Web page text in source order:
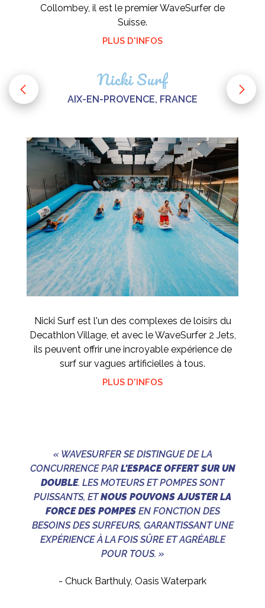
Collombey, il est le premier WaveSurfer de
Suisse.
PLUS D'INFOS
Nicki Surf
AIX-EN-PROVENCE, FRANCE
Nicki Surf est l'un des complexes de loisirs du
Decathlon Village, et avec le WaveSurfer 2 Jets,
ils peuvent offrir une incroyable expérience de
surf sur vagues artificielles à tous.
PLUS D'INFOS
« WAVESURFER SE DISTINGUE DE LA
CONCURRENCE PARL'ESPACE OFFERT SUR UN
DOUBLE. LES MOTEURS ET POMPES SONT
PUISSANTS, ETNOUS POUVONS AJUSTER LA
FORCE DES POMPES EN FONCTION DES
BESOINS DES SURFEURS, GARANTISSANT UNE
EXPÉRIENCE À LA FOIS SÛRE ET AGRÉABLE
POUR TOUS. »
- Chuck Barthuly, Oasis Waterpark